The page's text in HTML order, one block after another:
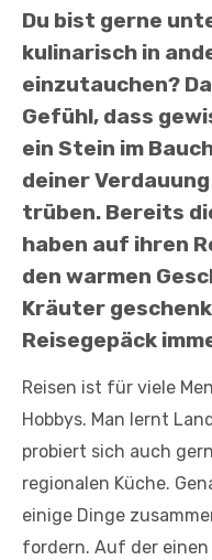
Du bist gerne
kulinarisch in
einzutauchen?
Gefühl, dass
ein Stein im
deiner
trüben. Bereits
haben auf ihren
den warmen
Kräuter
Reisegepäck
Reisen ist für viele
Hobbys. Man lernt
probiert sich auch
regionalen Küche.
einige Dinge
fordern. Auf der